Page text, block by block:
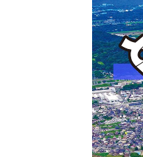
ス
タ
ム
検
索